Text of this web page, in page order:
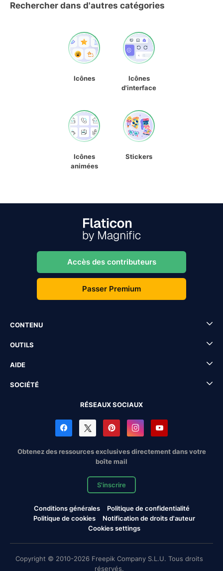
Rechercher dans d'autres catégories
Icônes
Icônes
d'interface
Icônes
animées
Stickers
Accès des contributeurs
Passer Premium
CONTENU
OUTILS
AIDE
SOCIÉTÉ
RÉSEAUX SOCIAUX
Obtenez des ressources exclusives directement dans votre
boîte mail
S'inscrire
Conditions générales
Politique de confidentialité
Politique de cookies
Notification de droits d'auteur
Cookies settings
Copyright © 2010-2026 Freepik Company S.L.U. Tous droits
réservés.